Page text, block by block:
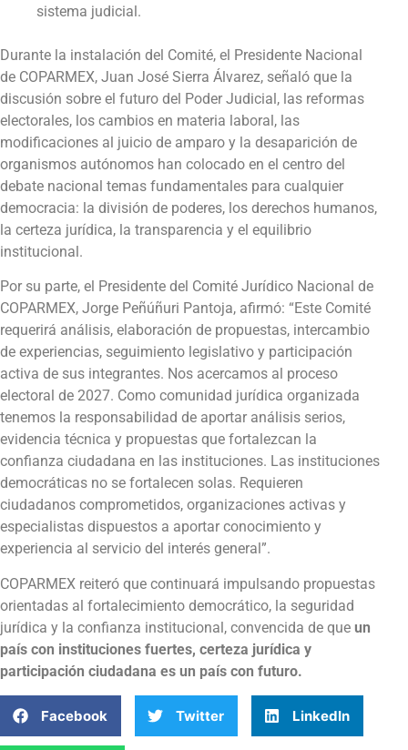
sistema judicial.
Durante la instalación del Comité, el Presidente Nacional
de COPARMEX, Juan José Sierra Álvarez, señaló que la
discusión sobre el futuro del Poder Judicial, las reformas
electorales, los cambios en materia laboral, las
modificaciones al juicio de amparo y la desaparición de
organismos autónomos han colocado en el centro del
debate nacional temas fundamentales para cualquier
democracia: la división de poderes, los derechos humanos,
la certeza jurídica, la transparencia y el equilibrio
institucional.
Por su parte, el Presidente del Comité Jurídico Nacional de
COPARMEX, Jorge Peñúñuri Pantoja, afirmó: “Este Comité
requerirá análisis, elaboración de propuestas, intercambio
de experiencias, seguimiento legislativo y participación
activa de sus integrantes. Nos acercamos al proceso
electoral de 2027. Como comunidad jurídica organizada
tenemos la responsabilidad de aportar análisis serios,
evidencia técnica y propuestas que fortalezcan la
confianza ciudadana en las instituciones. Las instituciones
democráticas no se fortalecen solas. Requieren
ciudadanos comprometidos, organizaciones activas y
especialistas dispuestos a aportar conocimiento y
experiencia al servicio del interés general”.
COPARMEX reiteró que continuará impulsando propuestas
orientadas al fortalecimiento democrático, la seguridad
jurídica y la confianza institucional, convencida de que un
país con instituciones fuertes, certeza jurídica y
participación ciudadana es un país con futuro.
Facebook Twitter LinkedIn